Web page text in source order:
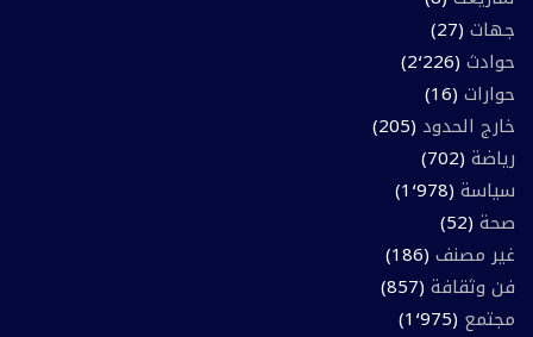
جهات (27)
حوادث (2٬226)
حوارات (16)
خارج الحدود (205)
رياضة (702)
سياسة (1٬978)
صحة (52)
غير مصنف (186)
فن وثقافة (857)
مجتمع (1٬975)